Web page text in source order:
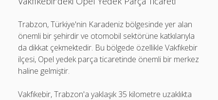
Trabzon, Türkiye'nin Karadeniz bölgesinde yer alan
önemli bir şehirdir ve otomobil sektörüne katkılarıyla
da dikkat çekmektedir. Bu bölgede özellikle Vakfıkebir
ilçesi, Opel yedek parça ticaretinde önemli bir merkez
haline gelmiştir.
Vakfıkebir, Trabzon'a yaklaşık 35 kilometre uzaklıkta